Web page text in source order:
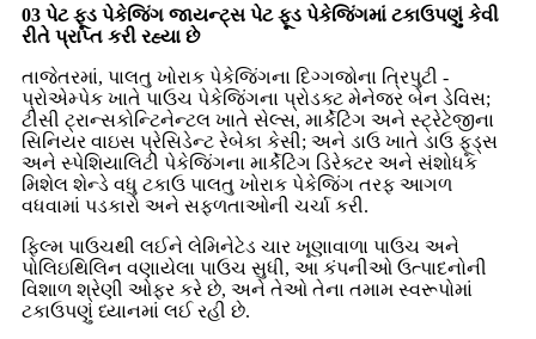
03 પેટ ફૂડ પેકેજિંગ જાયન્ટ્સ પેટ ફૂડ પેકેજિંગમાં ટકાઉપણું કેવી
રીતે પ્રાપ્ત કરી રહ્યા છે
તાજેતરમાં, પાલતુ ખોરાક પેકેજિંગના દિગ્ગજોના ત્રિપુટી -
પ્રોએમ્પેક ખાતે પાઉચ પેકેજિંગના પ્રોડક્ટ મેનેજર બેન ડેવિસ;
ટીસી ટ્રાન્સકોન્ટિનેન્ટલ ખાતે સેલ્સ, માર્કેટિંગ અને સ્ટ્રેટેજીના
સિનિયર વાઇસ પ્રેસિડેન્ટ રેબેકા કેસી; અને ડાઉ ખાતે ડાઉ ફૂડ્સ
અને સ્પેશિયાલિટી પેકેજિંગના માર્કેટિંગ ડિરેક્ટર અને સંશોધક
મિશેલ શેન્ડે વધુ ટકાઉ પાલતુ ખોરાક પેકેજિંગ તરફ આગળ
વધવામાં પડકારો અને સફળતાઓની ચર્ચા કરી.
ફિલ્મ પાઉચથી લઈને લેમિનેટેડ ચાર ખૂણાવાળા પાઉચ અને
પોલિઇથિલિન વણાયેલા પાઉચ સુધી, આ કંપનીઓ ઉત્પાદનોની
વિશાળ શ્રેણી ઓફર કરે છે, અને તેઓ તેના તમામ સ્વરૂપોમાં
ટકાઉપણું ધ્યાનમાં લઈ રહી છે.